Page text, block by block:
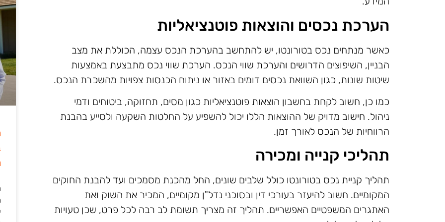
הערכת נכסים והוצאות פוטנציאליות
כאשר מנתחים נכס בטורונטו, יש להתחשב בהערכת הנכס עצמה, הכוללת את מצב
הבניין, השיפוצים הדרושים והערכת שווי הנכס. הערכת שווי נכס מתבצעת באמצעות
שיטות שונות, כגון השוואת נכסים דומים באזור או ניתוח הכנסות צפויות מהשכרת הנכס.
כמו כן, חשוב לקחת בחשבון הוצאות פוטנציאליות כגון מסים, תחזוקה, ביטוחים ודמי
ניהול. חישוב מדויק של ההוצאות הללו יכול להשפיע על החלטות השקעה ולסייע בהבנת
הרווחיות של הנכס לאורך זמן.
תהליכי קנייה ומכירה
תהליך קניית נכס בטורונטו כולל שלבים שונים, החל מהכנת מסמכים ועד להבנת החוקים
המקומיים. חשוב להיעזר בעורכי דין ובסוכני נדל"ן מקומיים, המכיר את השוק ואת
האתגרים המשפטיים האפשריים. תהליך זה מצריך תשומת לב רבה לכל פרט, שכן טעויות